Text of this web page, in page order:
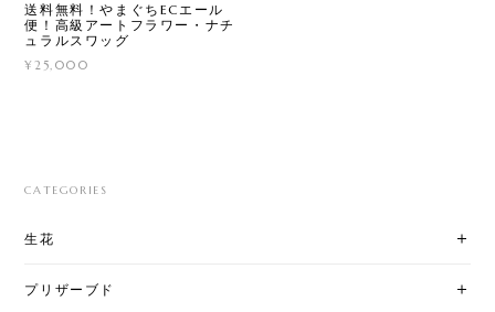
送料無料！やまぐちECエール
便！高級アートフラワー・ナチ
ュラルスワッグ
¥25,000
CATEGORIES
生花
プリザーブド